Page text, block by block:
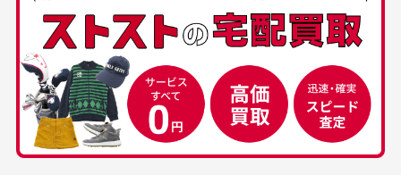
30代男性
中古ゴルフウェアの
品揃えがすごい
50代男性
安心して中古ウェア
を買えるお店です
下さい。
お気に入り機能をご利用下さい。
経年劣化について
当店では商品の管理には細心の注意を払っておりま
すが、経年により素材の劣化やパーツの強度低下が
生じている場合がございます。
銀行振込（前払い）